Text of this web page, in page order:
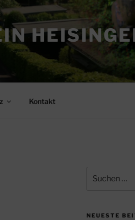
Kontakt
nach:
NEUESTE